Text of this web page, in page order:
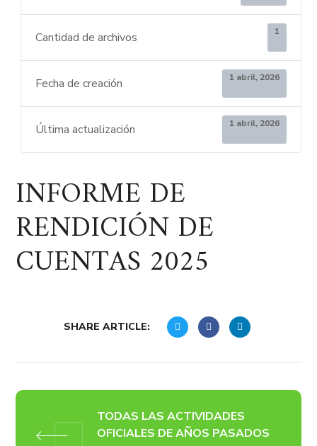
Cantidad de archivos 1
Fecha de creación 1 abril, 2026
Última actualización 1 abril, 2026
INFORME DE
RENDICIÓN DE
CUENTAS 2025
SHARE ARTICLE:
TODAS LAS ACTIVIDADES
OFICIALES DE AÑOS PASADOS